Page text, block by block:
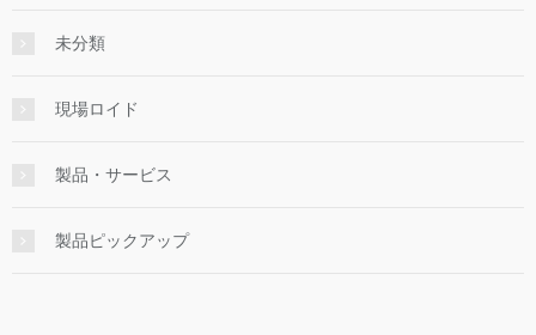
未分類
現場ロイド
製品・サービス
製品ピックアップ